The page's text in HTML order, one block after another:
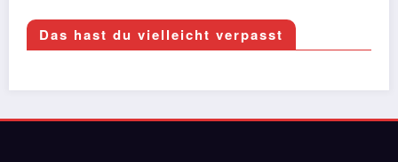
Das hast du vielleicht verpasst